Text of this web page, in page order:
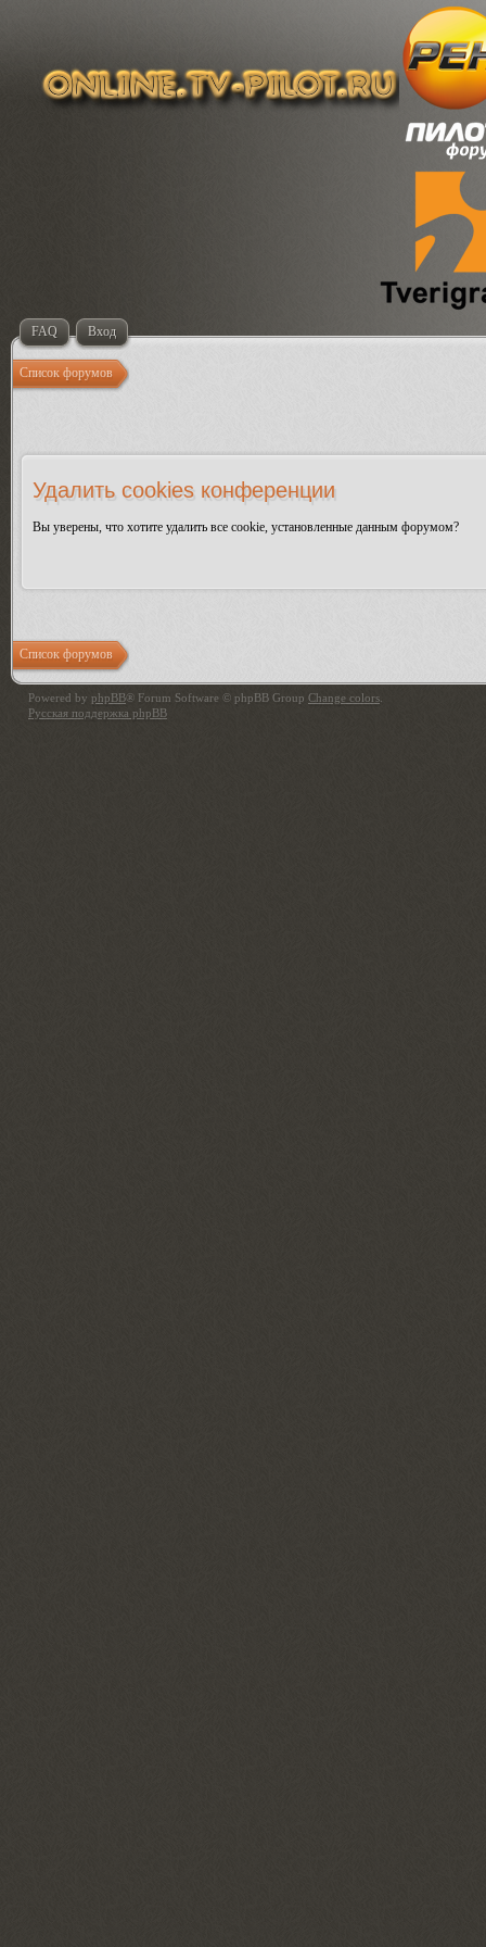
FAQ Вход
Список форумов
Удалить cookies конференции
Вы уверены, что хотите удалить все cookie, установленные данным форумом?
Список форумов
Powered by phpBB® Forum Software © phpBB Group Change colors
Русская поддержка phpBB